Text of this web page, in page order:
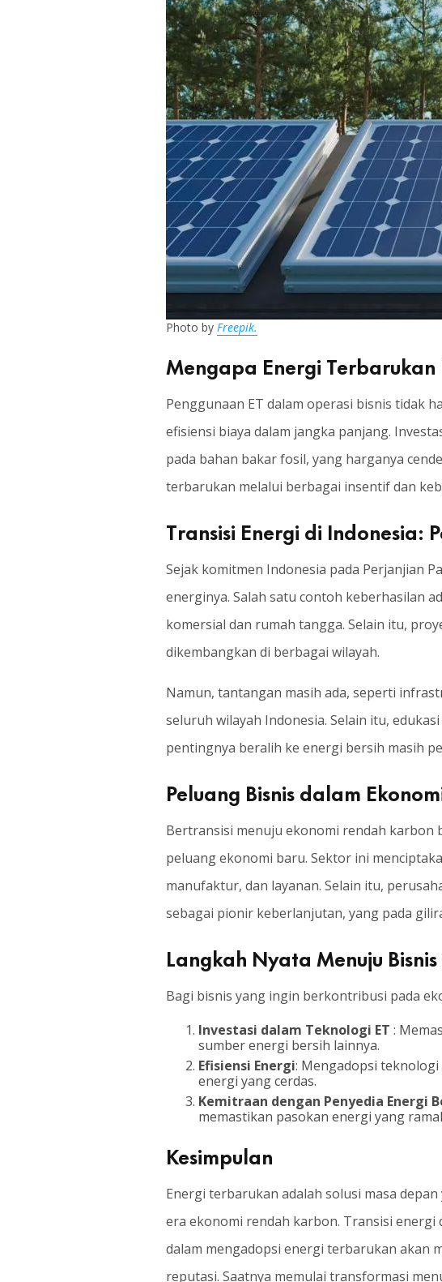
Photo by Freepik.
Mengapa Energi Terbarukan
Penggunaan ET dalam operasi bisnis tidak
efisiensi biaya dalam jangka panjang.
pada bahan bakar fosil, yang harganya
terbarukan melalui berbagai insentif dan
Transisi Energi di Indonesia:
Sejak komitmen Indonesia pada Perjanjian
energinya. Salah satu contoh keberhasilan
komersial dan rumah tangga. Selain itu,
dikembangkan di berbagai wilayah.
Namun, tantangan masih ada, seperti
seluruh wilayah Indonesia. Selain itu,
pentingnya beralih ke energi bersih masih
Peluang Bisnis dalam
Bertransisi menuju ekonomi rendah
peluang ekonomi baru. Sektor ini
manufaktur, dan layanan. Selain itu,
sebagai pionir keberlanjutan, yang pada
Langkah Nyata Menuju
Bagi bisnis yang ingin berkontribusi pada
Investasi dalam Teknologi ET :
sumber energi bersih lainnya.
Efisiensi Energi: Mengadopsi
energi yang cerdas.
Kemitraan dengan Penyedia Energi
memastikan pasokan energi yang
Kesimpulan
Energi terbarukan adalah solusi masa
era ekonomi rendah karbon. Transisi
dalam mengadopsi energi terbarukan akan
reputasi. Saatnya memulai transformasi